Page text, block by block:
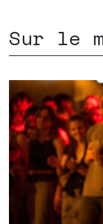
Sur le